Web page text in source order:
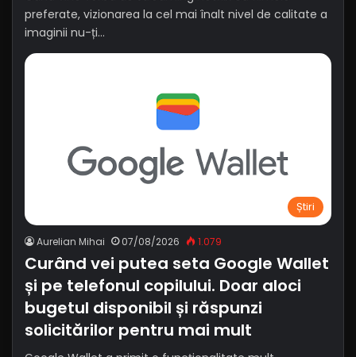
preferate, vizionarea la cel mai înalt nivel de calitate a
imaginii nu-ți…
Știri
Aurelian Mihai 07/08/2026 1.079
Curând vei putea seta Google Wallet
și pe telefonul copilului. Doar aloci
bugetul disponibil și răspunzi
solicitărilor pentru mai mult